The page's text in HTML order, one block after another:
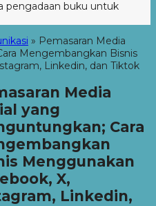
pengadaan buku untuk
» Pemasaran Media
Mengembangkan Bisnis
Linkedin, dan Tiktok
Media
yang
Cara
Menggunakan
X,
Linkedin,